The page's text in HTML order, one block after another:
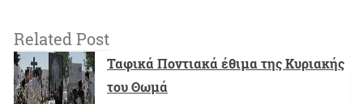
Related Post
Ταφικά Ποντιακά έθιμα της Κυριακής
του Θωμά